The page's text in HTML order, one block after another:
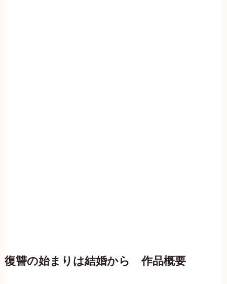
復讐の始まりは結婚から 作品概要